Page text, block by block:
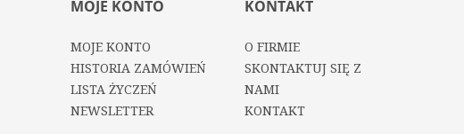
MOJE KONTO
MOJE KONTO
HISTORIA ZAMÓWIEŃ
LISTA ŻYCZEŃ
NEWSLETTER
KONTAKT
O FIRMIE
SKONTAKTUJ SIĘ Z
NAMI
KONTAKT